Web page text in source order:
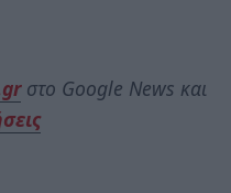
στο Google News και